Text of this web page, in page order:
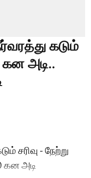
கடும்
கன அடி..
சரிவு - நேற்று
கன அடி